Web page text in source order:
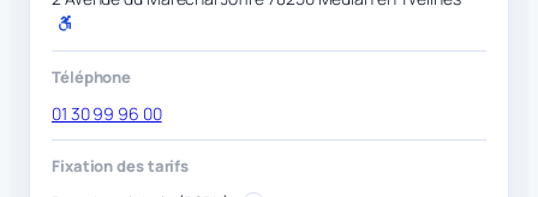
P
M
R
Téléphone
01 30 99 96 00
Fixation des tarifs